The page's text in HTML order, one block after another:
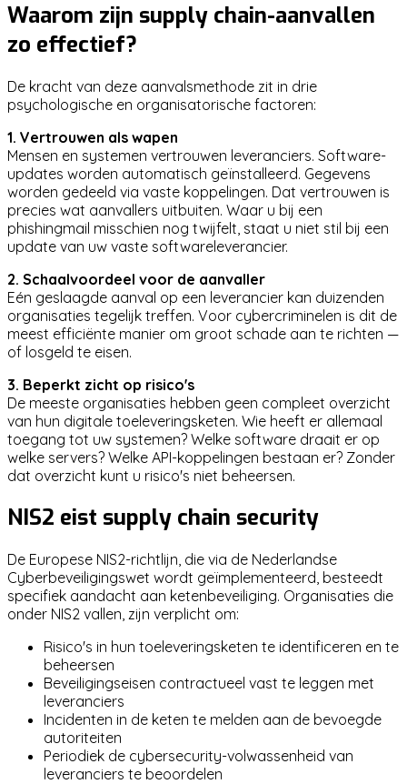
Waarom zijn supply chain-aanvallen
zo effectief?
De kracht van deze aanvalsmethode zit in drie
psychologische en organisatorische factoren:
1. Vertrouwen als wapen
Mensen en systemen vertrouwen leveranciers. Software-
updates worden automatisch geïnstalleerd. Gegevens
worden gedeeld via vaste koppelingen. Dat vertrouwen is
precies wat aanvallers uitbuiten. Waar u bij een
phishingmail misschien nog twijfelt, staat u niet stil bij een
update van uw vaste softwareleverancier.
2. Schaalvoordeel voor de aanvaller
Eén geslaagde aanval op een leverancier kan duizenden
organisaties tegelijk treffen. Voor cybercriminelen is dit de
meest efficiënte manier om groot schade aan te richten —
of losgeld te eisen.
3. Beperkt zicht op risico's
De meeste organisaties hebben geen compleet overzicht
van hun digitale toeleveringsketen. Wie heeft er allemaal
toegang tot uw systemen? Welke software draait er op
welke servers? Welke API-koppelingen bestaan er? Zonder
dat overzicht kunt u risico's niet beheersen.
NIS2 eist supply chain security
De Europese NIS2-richtlijn, die via de Nederlandse
Cyberbeveiligingswet wordt geïmplementeerd, besteedt
specifiek aandacht aan ketenbeveiliging. Organisaties die
onder NIS2 vallen, zijn verplicht om:
Risico's in hun toeleveringsketen te identificeren en te
beheersen
Beveiligingseisen contractueel vast te leggen met
leveranciers
Incidenten in de keten te melden aan de bevoegde
autoriteiten
Periodiek de cybersecurity-volwassenheid van
leveranciers te beoordelen